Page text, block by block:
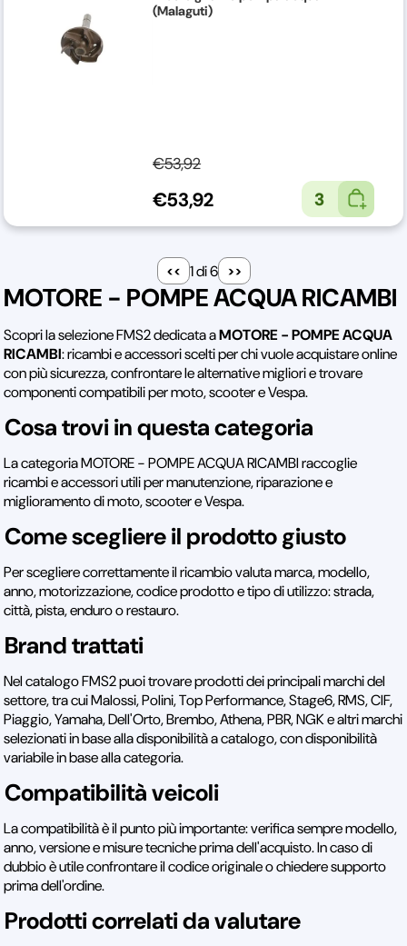
(Malaguti)
€53,92
€53,92 3
1 di 6
MOTORE - POMPE ACQUA RICAMBI
Scopri la selezione FMS2 dedicata aMOTORE - POMPE ACQUA
RICAMBI: ricambi e accessori scelti per chi vuole acquistare online
con più sicurezza, confrontare le alternative migliori e trovare
componenti compatibili per moto, scooter e Vespa.
Cosa trovi in questa categoria
La categoria MOTORE - POMPE ACQUA RICAMBI raccoglie
ricambi e accessori utili per manutenzione, riparazione e
miglioramento di moto, scooter e Vespa.
Come scegliere il prodotto giusto
Per scegliere correttamente il ricambio valuta marca, modello,
anno, motorizzazione, codice prodotto e tipo di utilizzo: strada,
città, pista, enduro o restauro.
Brand trattati
Nel catalogo FMS2 puoi trovare prodotti dei principali marchi del
settore, tra cui Malossi, Polini, Top Performance, Stage6, RMS, CIF,
Piaggio, Yamaha, Dell'Orto, Brembo, Athena, PBR, NGK e altri marchi
selezionati in base alla disponibilità a catalogo, con disponibilità
variabile in base alla categoria.
Compatibilità veicoli
La compatibilità è il punto più importante: verifica sempre modello,
anno, versione e misure tecniche prima dell'acquisto. In caso di
dubbio è utile confrontare il codice originale o chiedere supporto
prima dell'ordine.
Prodotti correlati da valutare